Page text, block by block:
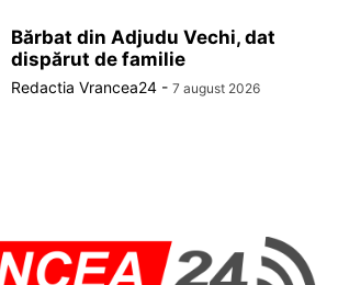
Bărbat din Adjudu Vechi, dat
dispărut de familie
Redactia Vrancea24 - 7 august 2026